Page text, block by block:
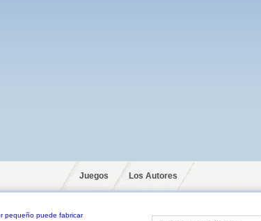
Juegos Los Autores